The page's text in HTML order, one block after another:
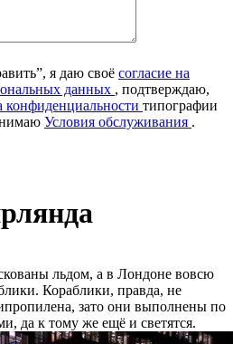
я даю своё согласие на
данных , подтверждаю,
конфиденциальности типографии
Условия обслуживания .
льдом, а в Лондоне вовсю
Кораблики, правда, не
зато они выполнены по
да к тому же ещё и светятся.